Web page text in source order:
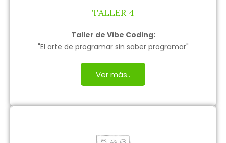
TALLER 4
Taller de Vibe Coding:
"El arte de programar sin saber programar"
Ver más..